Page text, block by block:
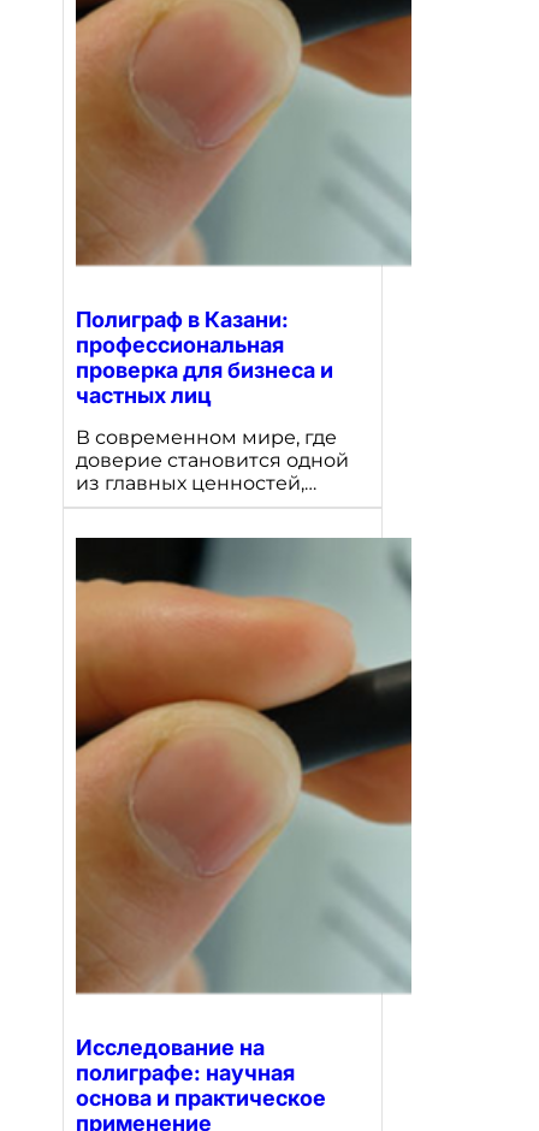
Полиграф в Казани:
профессиональная
проверка для бизнеса и
частных лиц
В современном мире, где
доверие становится одной
из главных ценностей,…
Исследование на
полиграфе: научная
основа и практическое
применение